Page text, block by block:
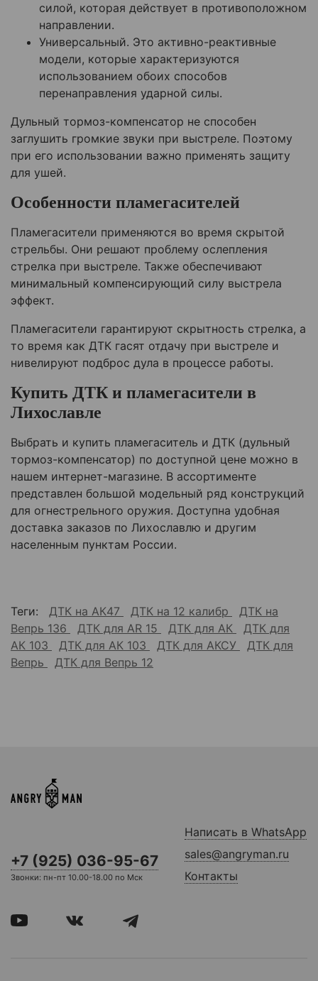
силой, которая действует в противоположном
направлении.
Универсальный. Это активно-реактивные
модели, которые характеризуются
использованием обоих способов
перенаправления ударной силы.
Дульный тормоз-компенсатор не способен
заглушить громкие звуки при выстреле. Поэтому
при его использовании важно применять защиту
для ушей.
Особенности пламегасителей
Пламегасители применяются во время скрытой
стрельбы. Они решают проблему ослепления
стрелка при выстреле. Также обеспечивают
минимальный компенсирующий силу выстрела
эффект.
Пламегасители гарантируют скрытность стрелка, а
то время как ДТК гасят отдачу при выстреле и
нивелируют подброс дула в процессе работы.
Купить ДТК и пламегасители в
Лихославле
Выбрать и купить пламегаситель и ДТК (дульный
тормоз-компенсатор) по доступной цене можно в
нашем интернет-магазине. В ассортименте
представлен большой модельный ряд конструкций
для огнестрельного оружия. Доступна удобная
доставка заказов по Лихославлю и другим
населенным пунктам России.
Теги: ДТК на АК47 ДТК на 12 калибр
ДТК на
Вепрь 136
ДТК для AR 15 ДТК для АК
ДТК для
АК 103
ДТК для АК 103 ДТК для АКСУ
ДТК для
Вепрь
ДТК для Вепрь 12
+7 (925) 036-95-67
Звонки: пн-пт 10.00-18.00 по Мск
Написать в WhatsApp
sales@angryman.ru
Контакты